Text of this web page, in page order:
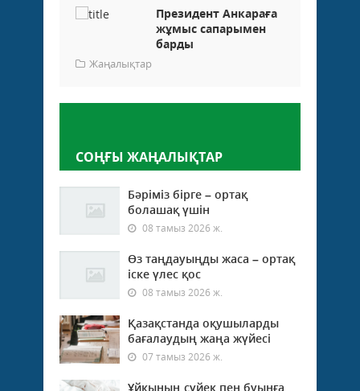
Президент Анкараға
жұмыс сапарымен
барды
Жаңалықтар
СОҢҒЫ ЖАҢАЛЫҚТАР
Бәріміз бірге – ортақ
болашақ үшін
08 тамыз 2026 ж.
Өз таңдауыңды жаса – ортақ
іске үлес қос
08 тамыз 2026 ж.
Қазақстанда оқушыларды
бағалаудың жаңа жүйесі
07 тамыз 2026 ж.
Ұйқының сүйек пен буынға